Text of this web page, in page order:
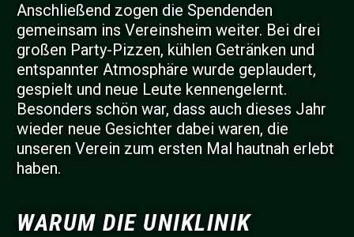
Anschließend zogen die Spendenden
gemeinsam ins Vereinsheim weiter. Bei drei
großen Party-Pizzen, kühlen Getränken und
entspannter Atmosphäre wurde geplaudert,
gespielt und neue Leute kennengelernt.
Besonders schön war, dass auch dieses Jahr
wieder neue Gesichter dabei waren, die
unseren Verein zum ersten Mal hautnah erlebt
haben.
WARUM DIE UNIKLINIK